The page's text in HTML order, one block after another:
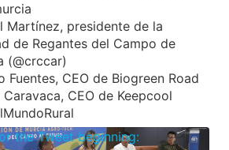
Martínez, presidente de la
de Regantes del Campo de
(@crccar)
Fuentes, CEO de Biogreen Road
CEO de Keepcool